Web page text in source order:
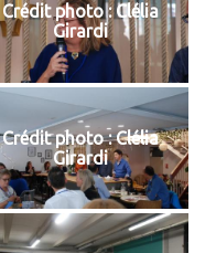
Crédit photo : Clélia
Girardi
Crédit photo : Clélia
Girardi